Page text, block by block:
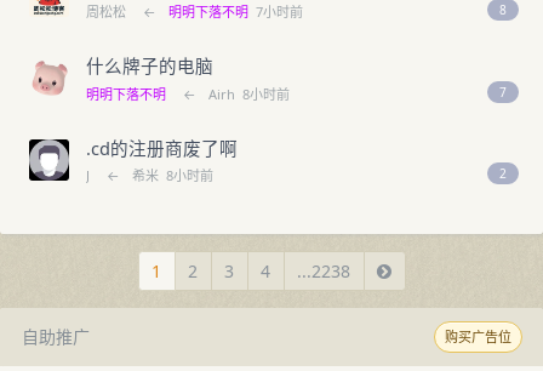
周松松 ← 明明下落不明 7小时前 8
什么牌子的电脑
明明下落不明 ← Airh 8小时前 7
.cd的注册商废了啊
J ← 希米 8小时前 2
1 2 3 4 ...2238
自助推广 购买广告位